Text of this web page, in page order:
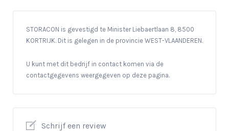
STORACON is gevestigd te Minister Liebaertlaan 8, 8500
KORTRIJK. Dit is gelegen in de provincie WEST-VLAANDEREN.
U kunt met dit bedrijf in contact komen via de
contactgegevens weergegeven op deze pagina.
Schrijf een review